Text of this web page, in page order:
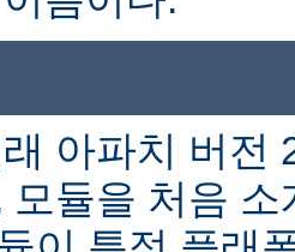
아파치 버전
모듈을 처음